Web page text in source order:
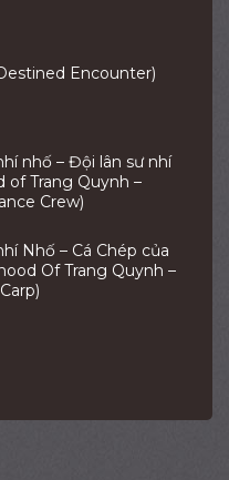
Encounter)
nhố – Đội lân sư nhí
of Trang Quynh –
Crew)
Nhố – Cá Chép của
Of Trang Quynh –